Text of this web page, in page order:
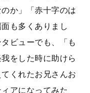
か」「赤十字のは
も多くありまし
ビューでも、「も
をした時に助けら
くれたお兄さんお
アになってみた